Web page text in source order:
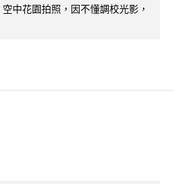
中花園拍照，因不懂調校光影，